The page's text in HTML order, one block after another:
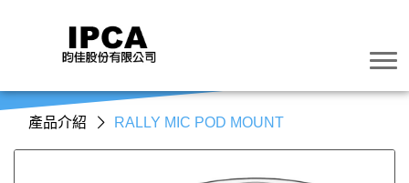
產品介紹 RALLY MIC POD MOUNT